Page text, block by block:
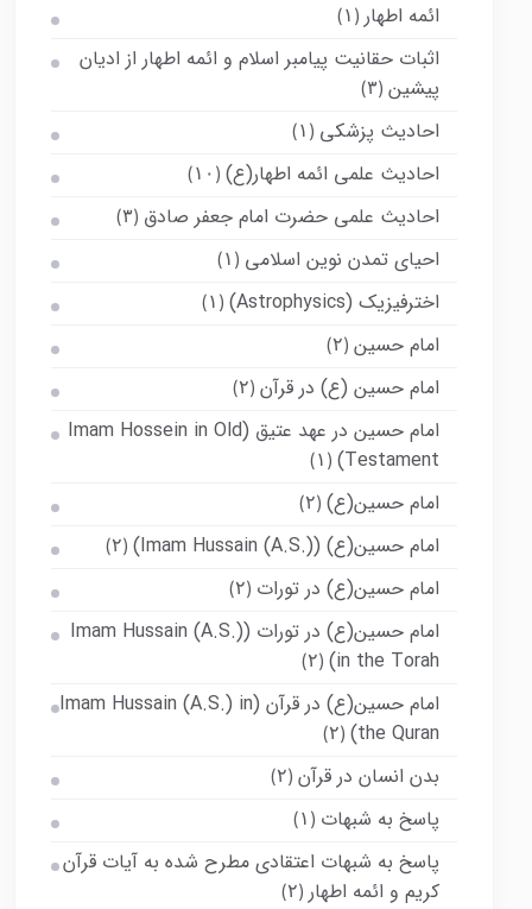
ائمه اطهار (۱)
اثبات حقانیت پیامبر اسلام و ائمه اطهار از ادیان
پیشین (۳)
احادیث پزشکی (۱)
احادیث علمی ائمه اطهار(ع) (۱۰)
احادیث علمی حضرت امام جعفر صادق (۳)
احیای تمدن نوین اسلامی (۱)
اخترفیزیک (Astrophysics) (۱)
امام حسین (۲)
امام حسین (ع) در قرآن (۲)
امام حسین در عهد عتیق (Imam Hossein in Old
Testament)
(۱)
امام حسین(ع) (۲)
امام حسین(ع) (Imam Hussain (A.S.)) (۲)
امام حسین(ع) در تورات (۲)
امام حسین(ع) در تورات (Imam Hussain (A.S.)
in the Torah)
(۲)
امام حسین(ع) در قرآن (Imam Hussain (A.S.) in
the Quran)
(۲)
بدن انسان در قرآن (۲)
پاسخ به شبهات (۱)
پاسخ به شبهات اعتقادی مطرح شده به آیات قرآن
کریم و ائمه اطهار (۲)